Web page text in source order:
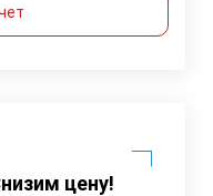
цену!